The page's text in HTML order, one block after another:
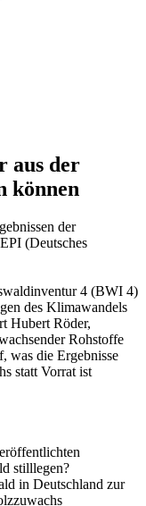
aus der
können
der
(Deutsches
4 (BWI 4)
des Klimawandels
Hubert Röder,
Rohstoffe
was die Ergebnisse
statt Vorrat ist
stilllegen?
in Deutschland zur